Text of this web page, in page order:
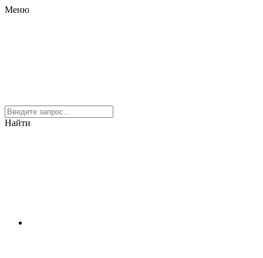
Меню
Найти